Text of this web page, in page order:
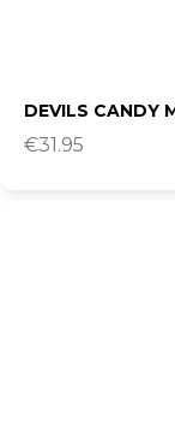
DEVILS CANDY
€31.95